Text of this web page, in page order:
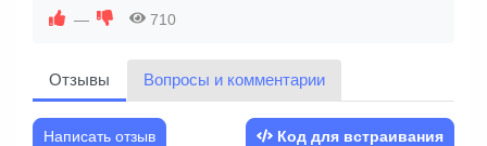
— 710
Отзывы Вопросы и комментарии
Написать отзыв Код для встраивания